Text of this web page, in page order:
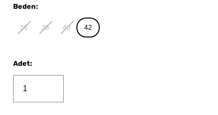
Beden:
36 38 40 42
Adet: